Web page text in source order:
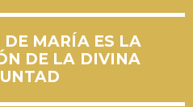
MARÍA ES LA
DE LA DIVINA